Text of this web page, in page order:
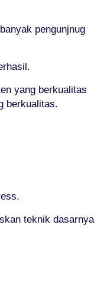
pengunjnug
yang berkualitas
berkualitas.
teknik dasarnya